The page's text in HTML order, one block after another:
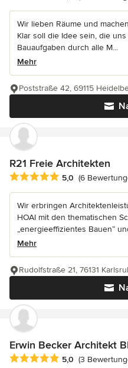
Wir lieben Räume und
Klar soll die Idee sein, die
Bauaufgaben durch alle M...
Mehr
Poststraße 42, 69115
R21 Freie Architekten
Durchschnittliche
5,0 (6
Wir erbringen
HOAI mit den thematischen
„energieeffizientes Bauen“
Mehr
Rudolfstraße 21, 76131
Erwin Becker Architekt
Durchschnittliche
5,0 (3